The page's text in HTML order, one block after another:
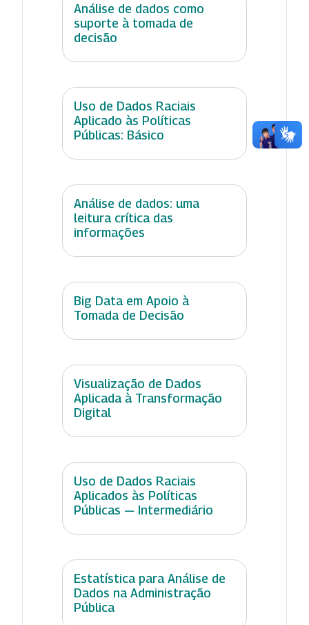
Análise de dados como
suporte à tomada de
decisão
Uso de Dados Raciais
Aplicado às Políticas
Públicas: Básico
Análise de dados: uma
leitura crítica das
informações
Big Data em Apoio à
Tomada de Decisão
Visualização de Dados
Aplicada à Transformação
Digital
Uso de Dados Raciais
Aplicados às Políticas
Públicas — Intermediário
Estatística para Análise de
Dados na Administração
Pública